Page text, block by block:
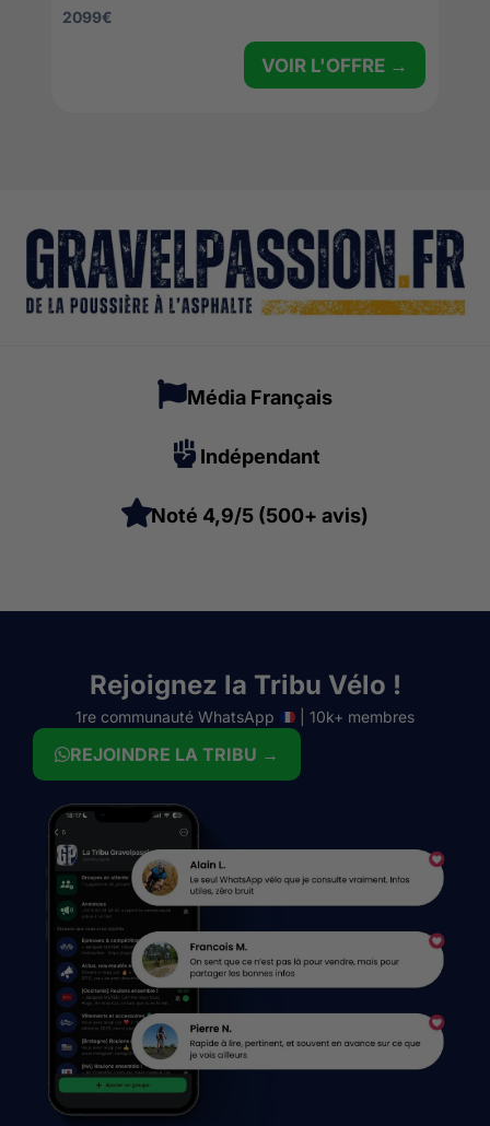
2099€
VOIR L'OFFRE →
Média Français
Indépendant
Noté 4,9/5 (500+ avis)
Rejoignez la Tribu Vélo !
1re communauté WhatsApp | 10k+ membres
REJOINDRE LA TRIBU →